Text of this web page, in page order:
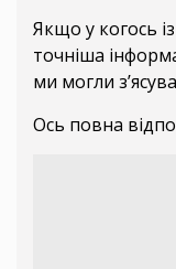
Якщо у когось
точніша
ми могли
Ось повна